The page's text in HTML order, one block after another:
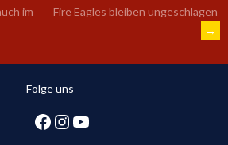
im
Fire Eagles bleiben ungeschlagen
→
Folge uns
Facebook
Instagram
YouTube